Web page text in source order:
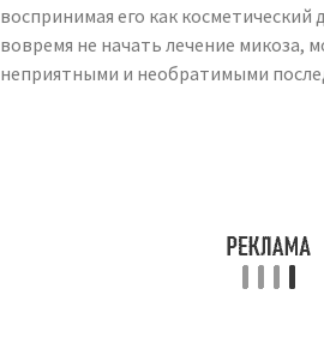
воспринимая его как косметический
вовремя не начать лечение микоза,
неприятными и необратимыми